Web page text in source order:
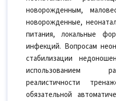
новорожденным,
новорожденные,
питания, локальные
инфекций. Вопросам
стабилизации
использованием
реалистичности
обязательной